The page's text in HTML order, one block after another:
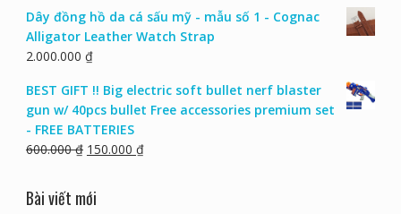
Dây đồng hồ da cá sấu mỹ - mẫu số 1 - Cognac
Alligator Leather Watch Strap
2.000.000 ₫
BEST GIFT !! Big electric soft bullet nerf blaster
gun w/ 40pcs bullet Free accessories premium set
- FREE BATTERIES
600.000₫ 150.000 ₫
Bài viết mới